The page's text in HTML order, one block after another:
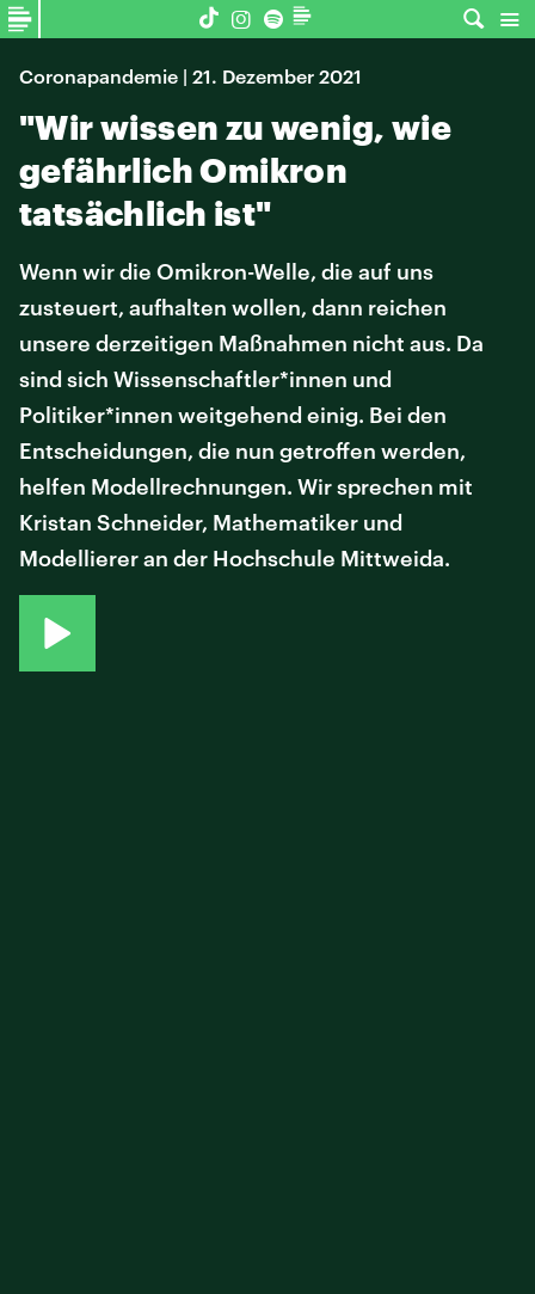
Coronapandemie | 21. Dezember 2021
"Wir wissen zu wenig, wie
gefährlich Omikron
tatsächlich ist"
Wenn wir die Omikron-Welle, die auf uns
zusteuert, aufhalten wollen, dann reichen
unsere derzeitigen Maßnahmen nicht aus. Da
sind sich Wissenschaftler*innen und
Politiker*innen weitgehend einig. Bei den
Entscheidungen, die nun getroffen werden,
helfen Modellrechnungen. Wir sprechen mit
Kristan Schneider, Mathematiker und
Modellierer an der Hochschule Mittweida.